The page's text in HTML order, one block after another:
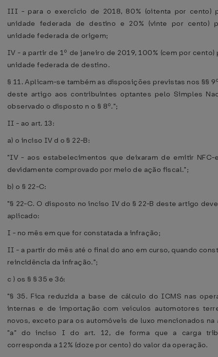
III - para o exercício de 2018, 80% (oitenta por cento)
unidade federada de destino e 20% (vinte por cento)
unidade federada de origem;
IV - a partir de 1º de janeiro de 2019, 100% (cem por cento)
unidade federada de destino.
§ 11. Aplicam-se também as disposições previstas nos §§
deste artigo aos contribuintes optantes pelo Simples
observado o disposto n o § 8º.";
II - ao art. 13:
a) o inciso IV d o § 22-B:
"IV - aos estabelecimentos que deixaram de emitir NFC-
devidamente comprovado por meio de ação fiscal.";
b) o § 22-C:
"§ 22-C. O disposto no inciso IV do § 22-B deste artigo
aplicado:
I - no mês em que for constatada a infração;
II - a partir do mês até o final do ano em curso, quando
reincidência da infração.";
c ) os § § 35 e 36:
"§ 35. Fica reduzida a base de cálculo do ICMS nas
internas e de importação com veículos automotores
novos, exceto para os automóveis de luxo mencionados na
"a" do inciso I do art. 12, de forma que a carga
corresponda a 12% (doze por cento) do valor da operação.